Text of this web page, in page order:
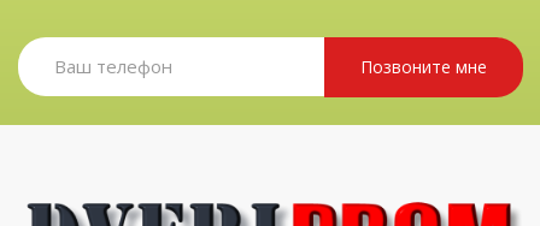
Позвоните мне